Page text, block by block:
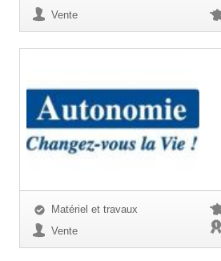
Vente
Matériel et travaux
Vente